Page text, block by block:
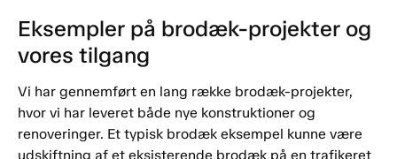
Eksempler på brodæk-projekter og
vores tilgang
Vi har gennemført en lang række brodæk-projekter,
hvor vi har leveret både nye konstruktioner og
renoveringer. Et typisk brodæk eksempel kunne være
udskiftning af et eksisterende brodæk på en trafikeret